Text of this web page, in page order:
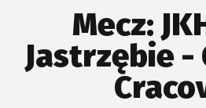
Mecz:
Jastrzębie -